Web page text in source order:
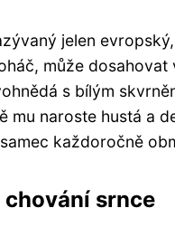
jelen
může
s bílým
mu naroste hustá a
každoročně
chování srnce